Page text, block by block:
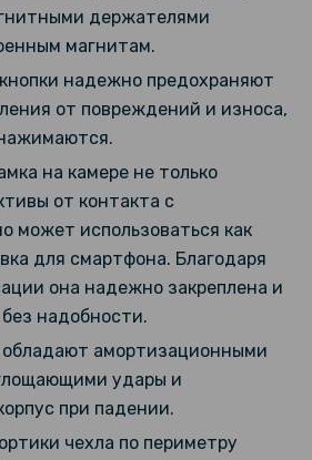
HD Glossy для iPhone 17 Pro
239 грн
299 грн
Film для iPhone 17 Pro, Матовая
135 грн
159 грн
Tempered Glass для iPhone 17 Pro
держателями
магнитам.
надежно предохраняют
от повреждений и износа,
на камере не только
от контакта с
может использоваться как
для смартфона. Благодаря
она надежно закреплена и
надобности.
обладают амортизационными
удары и
при падении.
чехла по периметру